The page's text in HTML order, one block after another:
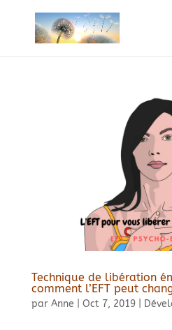
Technique de libération
comment l’EFT peut
par Anne Oct 7, 2019|